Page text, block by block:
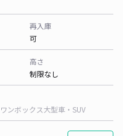
再入庫
可
高さ
制限なし
ワンボックス大型車・SUV